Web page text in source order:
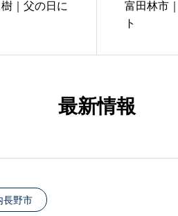
｜父の日に
富田林市
ト
最新情報
長野市